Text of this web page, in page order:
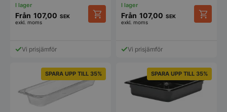
Från 107,00 SEK
exkl. moms
produkten
varianter.
De
olika
Vi prisjämför
Från 107,00 SEK
exkl. moms
De
olika
Vi prisjämför
SPARA UPP TILL 35% SPARA UPP TILL 35%